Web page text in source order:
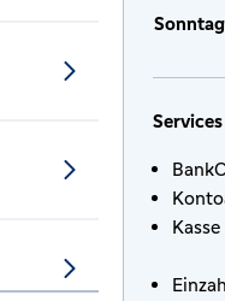
Sonntag
Services
Kasse